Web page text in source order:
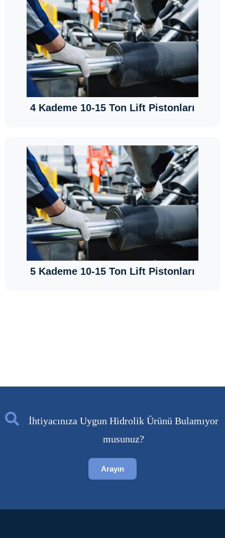
4 Kademe 10-15 Ton Lift Pistonları
5 Kademe 10-15 Ton Lift Pistonları
İhtiyacınıza Uygun Hidrolik Ürünü Bulamıyor
musunuz?
Arayın